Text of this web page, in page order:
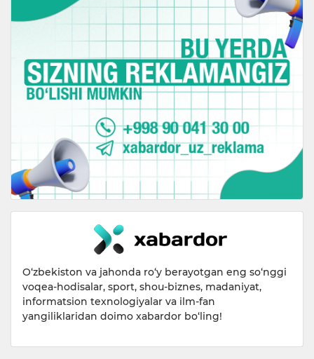
O‘zbekiston va jahonda ro‘y berayotgan eng so‘nggi
voqea-hodisalar, sport, shou-biznes, madaniyat,
informatsion texnologiyalar va ilm-fan
yangiliklaridan doimo xabardor bo‘ling!